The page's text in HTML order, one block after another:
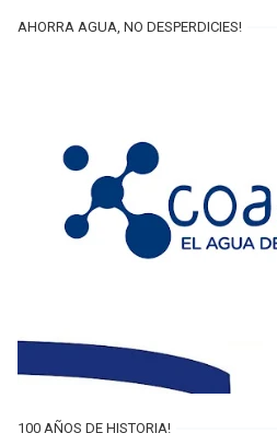
AHORRA AGUA, NO DESPERDICIES!
100 AÑOS DE HISTORIA!